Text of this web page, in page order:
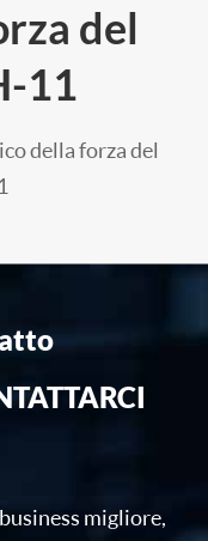
del
11
migliore,